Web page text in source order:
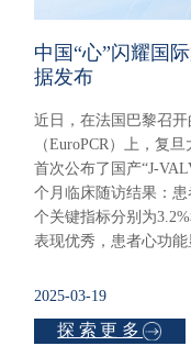
中国“心”闪耀国
据发布
近日，在法国巴黎召
（EuroPCR）上，复
首次公布了国产“J-
个月临床随访结果：
个关键指标分别为
表现优秀，患者心功能
2025-03-19
探索更多